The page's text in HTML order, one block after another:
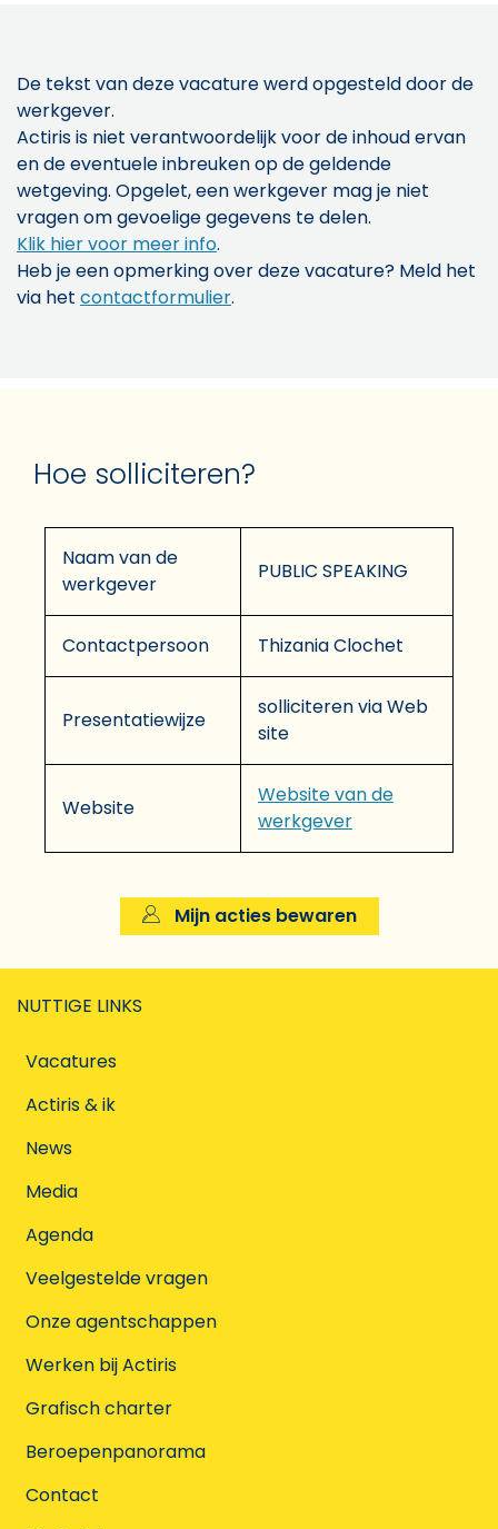
De tekst van deze vacature werd opgesteld door de
werkgever.
Actiris is niet verantwoordelijk voor de inhoud ervan
en de eventuele inbreuken op de geldende
wetgeving. Opgelet, een werkgever mag je niet
vragen om gevoelige gegevens te delen.
Klik hier voor meer info.
Heb je een opmerking over deze vacature? Meld het
via het contactformulier.
Hoe solliciteren?
Naam van de
werkgever
PUBLIC SPEAKING
Contactpersoon Thizania Clochet
Presentatiewijze
solliciteren via Web
site
Website
Website van de
werkgever
Mijn acties bewaren
NUTTIGE LINKS
Vacatures
Actiris & ik
News
Media
Agenda
Veelgestelde vragen
Onze agentschappen
Werken bij Actiris
Grafisch charter
Beroepenpanorama
Contact